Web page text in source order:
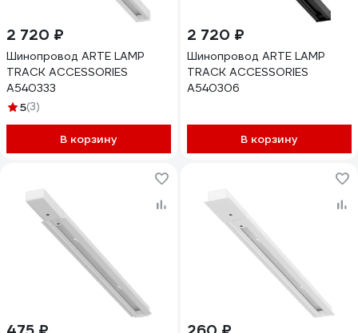
2 720 ₽
Шинопровод ARTE LAMP
TRACK ACCESSORIES
A540333
5(3)
В корзину
2 720 ₽
Шинопровод ARTE LAMP
TRACK ACCESSORIES
A540306
В корзину